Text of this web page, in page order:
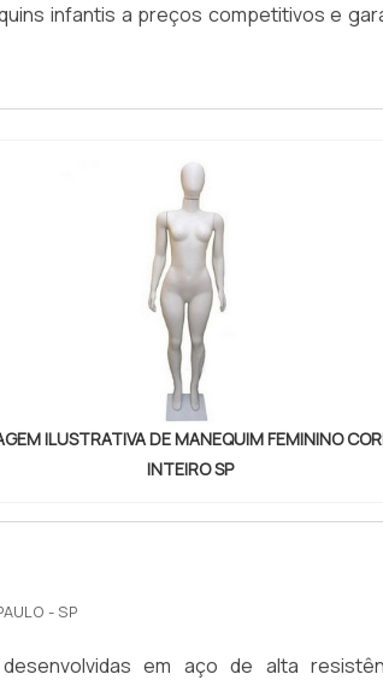
infantis a preços competitivos e
nossas ofertas e compre agora
ILUSTRATIVA DE MANEQUIM FEMININO
INTEIRO SP
- SP
em aço de alta